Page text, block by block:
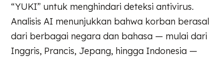
“YUKI” untuk menghindari deteksi antivirus.
Analisis AI menunjukkan bahwa korban berasal
dari berbagai negara dan bahasa — mulai dari
Inggris, Prancis, Jepang, hingga Indonesia —